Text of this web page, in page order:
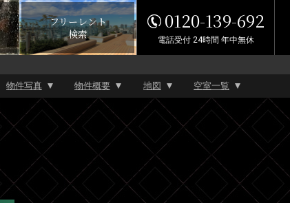
フリーレント
検索
0120-139-692
電話受付 24時間 年中無休
物件写真 物件概要 地図 空室一覧